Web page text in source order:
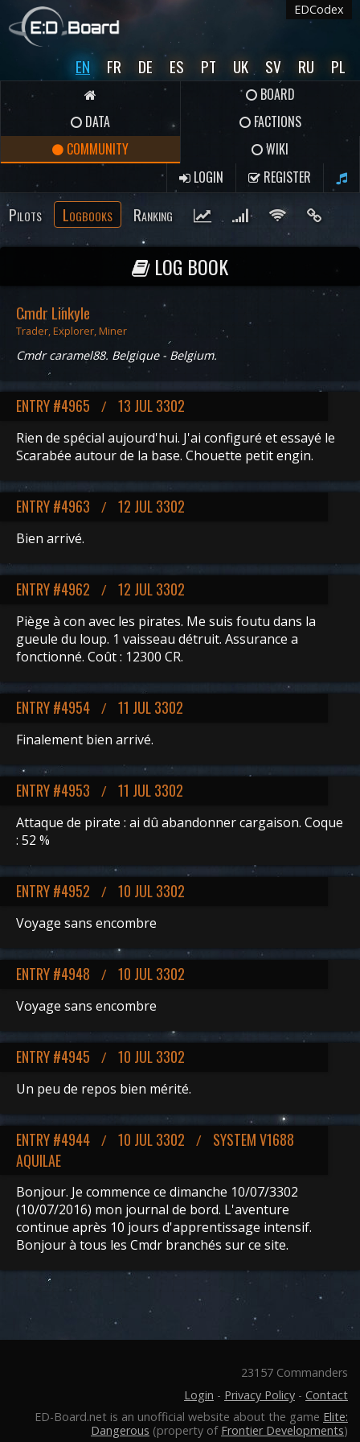
EDCodex
EN FR DE ES PT UK SV RU PL
BOARD
DATA
FACTIONS
COMMUNITY
WIKI
LOGIN
REGISTER
Pilots Logbooks Ranking
LOG BOOK
Cmdr Linkyle
Trader, Explorer, Miner
Cmdr caramel88. Belgique - Belgium.
ENTRY #4965 / 13 JUL 3302
Rien de spécial aujourd'hui. J'ai configuré et essayé le
Scarabée autour de la base. Chouette petit engin.
ENTRY #4963 / 12 JUL 3302
Bien arrivé.
ENTRY #4962 / 12 JUL 3302
Piège à con avec les pirates. Me suis foutu dans la
gueule du loup. 1 vaisseau détruit. Assurance a
fonctionné. Coût : 12300 CR.
ENTRY #4954 / 11 JUL 3302
Finalement bien arrivé.
ENTRY #4953 / 11 JUL 3302
Attaque de pirate : ai dû abandonner cargaison. Coque
: 52 %
ENTRY #4952 / 10 JUL 3302
Voyage sans encombre
ENTRY #4948 / 10 JUL 3302
Voyage sans encombre
ENTRY #4945 / 10 JUL 3302
Un peu de repos bien mérité.
ENTRY #4944 / 10 JUL 3302 /
SYSTEM V1688
AQUILAE
Bonjour. Je commence ce dimanche 10/07/3302
(10/07/2016) mon journal de bord. L'aventure
continue après 10 jours d'apprentissage intensif.
Bonjour à tous les Cmdr branchés sur ce site.
23157 Commanders
Login - Privacy Policy - Contact
ED-Board.net is an unofficial website about the game Elite:
Dangerous (property of Frontier Developments)